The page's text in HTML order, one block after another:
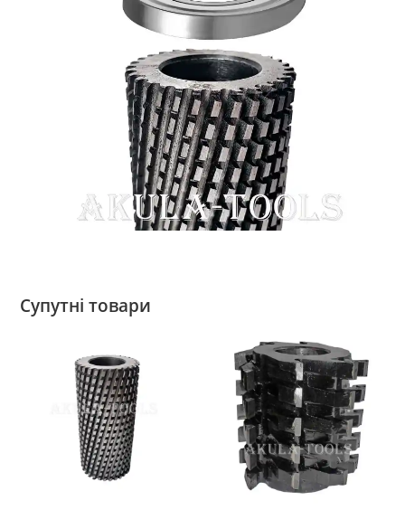
Супутні товари